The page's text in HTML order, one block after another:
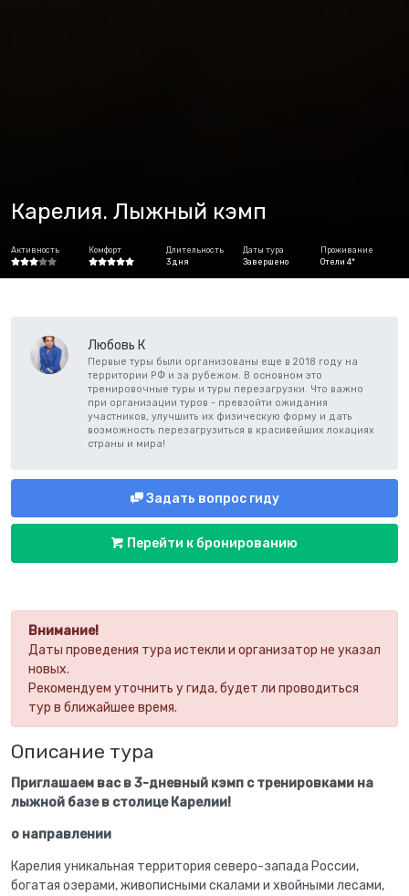
Карелия. Лыжный кэмп
Активность Комфорт
Длительность
3 дня
Даты тура
Завершено
Проживание
Отели 4*
Внимание!
Даты проведения тура истекли и организатор не указал
новых.
Рекомендуем уточнить у гида, будет ли проводиться
тур в ближайшее время.
Описание тура
Приглашаем вас в 3-дневный кэмп с тренировками на
лыжной базе в столице Карелии!
о направлении
Карелия уникальная территория северо-запада России,
богатая озерами, живописными скалами и хвойными лесами,
Любовь К
Первые туры были организованы еще в 2018 году на
территории РФ и за рубежом. В основном это
тренировочные туры и туры перезагрузки. Что важно
при организации туров - превзойти ожидания
участников, улучшить их физическую форму и дать
возможность перезагрузиться в красивейших локациях
страны и мира!
Задать вопрос гиду
Перейти к бронированию